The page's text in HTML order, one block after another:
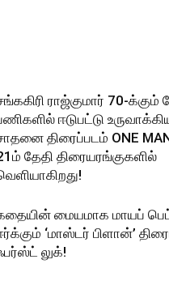
ராஜ்குமார் 70-க்கும்
ஈடுபட்டு
திரைப்படம் ONE
தேதி திரையரங்குகளில்
மையமாக மாயப்
‘மாஸ்டர் பிளான்’
லுக்!